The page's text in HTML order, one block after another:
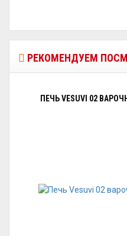
РЕКОМЕНДУЕМ
ПЕЧЬ VESUVI 02